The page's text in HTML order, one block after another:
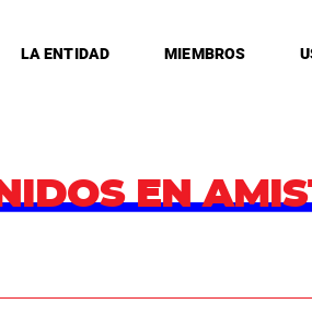
LA ENTIDAD MIEMBROS
EN